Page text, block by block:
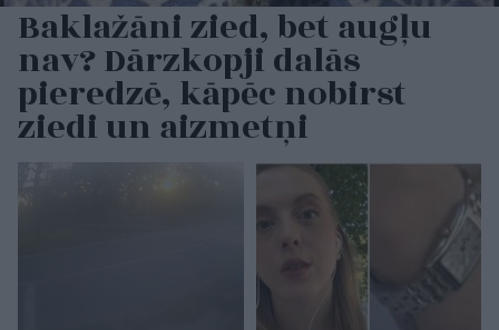
Baklažāni zied, bet augļu
nav? Dārzkopji dalās
pieredzē, kāpēc nobirst
ziedi un aizmetņi